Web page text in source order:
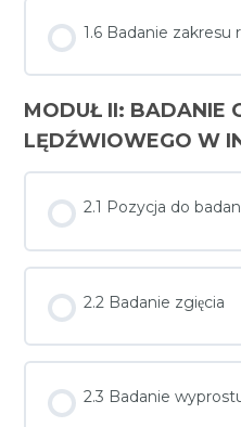
1.6 Badanie zakresu
MODUŁ II: BADANIE
LĘDŹWIOWEGO W
2.1 Pozycja do
2.2 Badanie zgięcia
2.3 Badanie